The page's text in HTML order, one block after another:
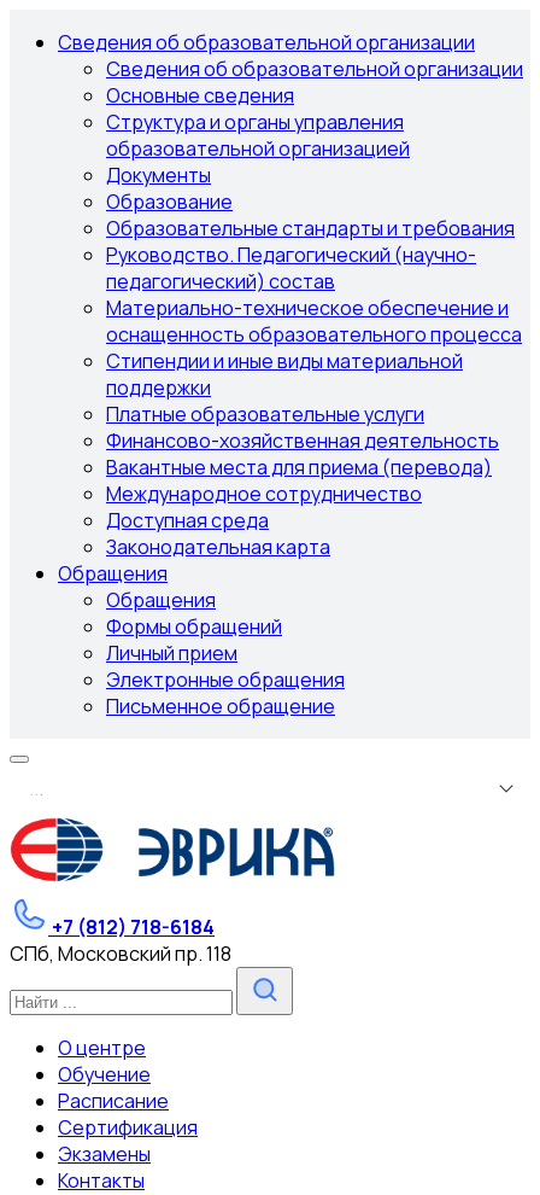
Сведения об образовательной организации
Сведения об образовательной организации
Основные сведения
Структура и органы управления
образовательной организацией
Документы
Образование
Образовательные стандарты и требования
Руководство. Педагогический (научно-
педагогический) состав
Материально-техническое обеспечение и
оснащенность образовательного процесса
Стипендии и иные виды материальной
поддержки
Платные образовательные услуги
Финансово-хозяйственная деятельность
Вакантные места для приема (перевода)
Международное сотрудничество
Доступная среда
Законодательная карта
Обращения
Обращения
Формы обращений
Личный прием
Электронные обращения
Письменное обращение
...
+7 (812) 718-6184
СПб, Московский пр. 118
О центре
Обучение
Расписание
Сертификация
Экзамены
Контакты